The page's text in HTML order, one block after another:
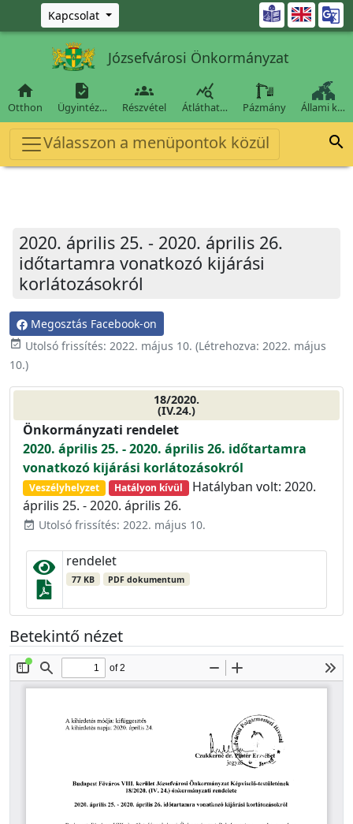
Ugrás a fő tartalomra
Kapcsolat 
Józsefvárosi Önkormányzat

Otthon

Ügyintéz…

Részvétel

Átláthat… Pázmány Állami k…
Válasszon a menüpontok közül 
2020. április 25. - 2020. április 26.
időtartamra vonatkozó kijárási
korlátozásokról
Megosztás Facebook-on
event_available Utolsó frissítés: 2022. május 10. (Létrehozva: 2022. május
10.)
18/2020.
(IV.24.)
Önkormányzati rendelet
2020. április 25. - 2020. április 26. időtartamra
vonatkozó kijárási korlátozásokról
Veszélyhelyzet Hatályon kívül
Hatályban volt: 2020.
április 25. - 2020. április 26.
event_available Utolsó frissítés: 2022. május 10.
rendelet
77 KB PDF dokumentum
Betekintő nézet